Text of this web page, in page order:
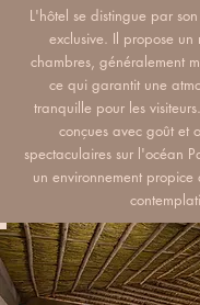
L'hôtel se distingue par
exclusive. Il propose un
chambres, généralement
ce qui garantit une
tranquille pour les
conçues avec goût et
spectaculaires sur l'océan
un environnement